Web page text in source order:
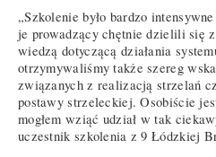
„Szkolenie było bardzo
je prowadzący chętnie dzielili się
wiedzą dotyczącą działania
otrzymywaliśmy także szereg
związanych z realizacją strzelań
postawy strzeleckiej. Osobiście
mogłem wziąć udział w tak
uczestnik szkolenia z 9 Łódzkiej